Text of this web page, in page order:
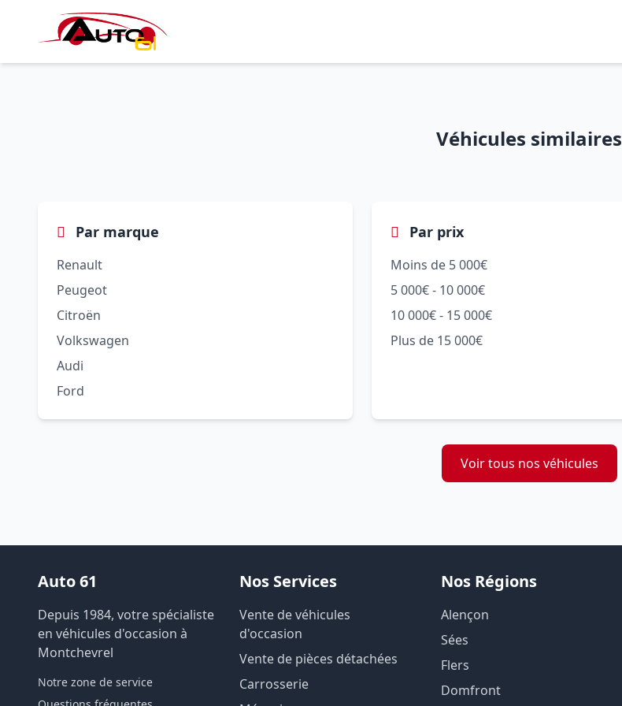
Véhicules similaires
Par marque
Renault
Peugeot
Citroën
Volkswagen
Audi
Ford
Par prix
Moins de 5 000€
5 000€ - 10 000€
10 000€ - 15 000€
Plus de 15 000€
Voir tous nos véhicules
Auto 61
Depuis 1984, votre spécialiste
en véhicules d'occasion à
Montchevrel
Notre zone de service
Nos Services
Vente de véhicules
d'occasion
Vente de pièces détachées
Carrosserie
Nos Régions
Alençon
Sées
Flers
Domfront